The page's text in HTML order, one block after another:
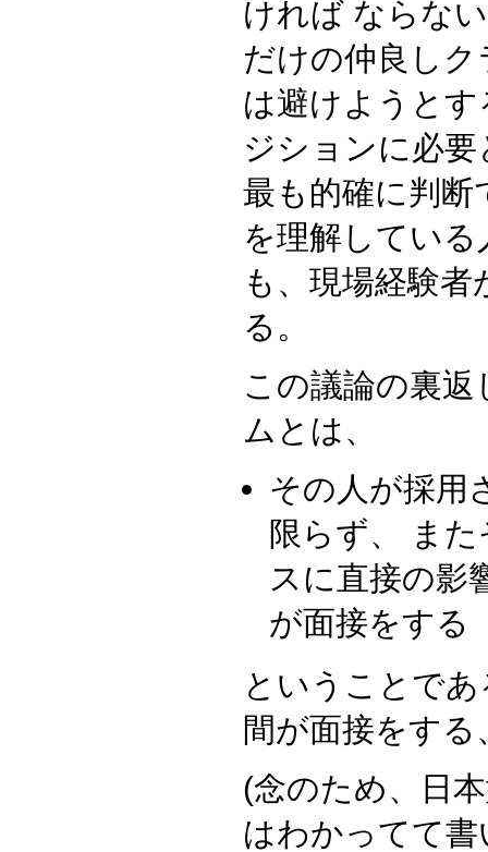
ければ ならな
だけの仲良し
は避けようと
ジションに必
最も的確に判断
を理解してい
も、現場経験
る。
この議論の裏
ムとは、
その人が採用
限らず、 ま
スに直接の影
が面接をする
ということで
間が面接をする
(念のため、日
はわかってて